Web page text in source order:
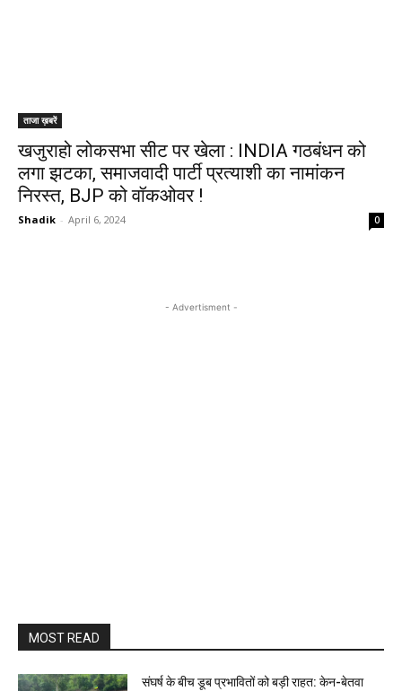
ताजा ख़बरें
खजुराहो लोकसभा सीट पर खेला : INDIA गठबंधन को
लगा झटका, समाजवादी पार्टी प्रत्याशी का नामांकन
निरस्त, BJP को वॉकओवर !
Shadik - April 6, 2024 0
- Advertisment -
MOST READ
संघर्ष के बीच डूब प्रभावितों को बड़ी राहत: केन-बेतवा